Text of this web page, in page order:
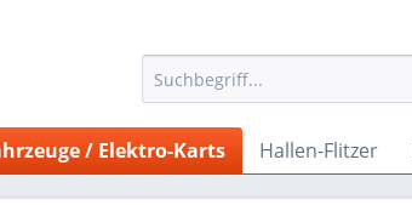
/ Elektro-Karts Hallen-Flitzer